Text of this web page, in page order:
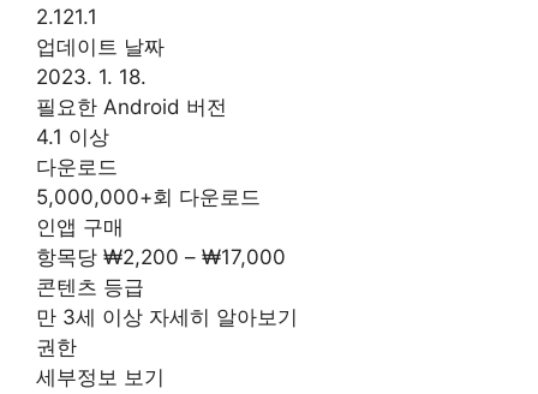
2.121.1
업데이트 날짜
2023. 1. 18.
필요한 Android 버전
4.1 이상
다운로드
5,000,000+회 다운로드
인앱 구매
항목당 ₩2,200 – ₩17,000
콘텐츠 등급
만 3세 이상 자세히 알아보기
권한
세부정보 보기